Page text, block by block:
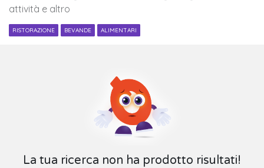
attività e altro
RISTORAZIONE BEVANDE ALIMENTARI
La tua ricerca non ha prodotto risultati!